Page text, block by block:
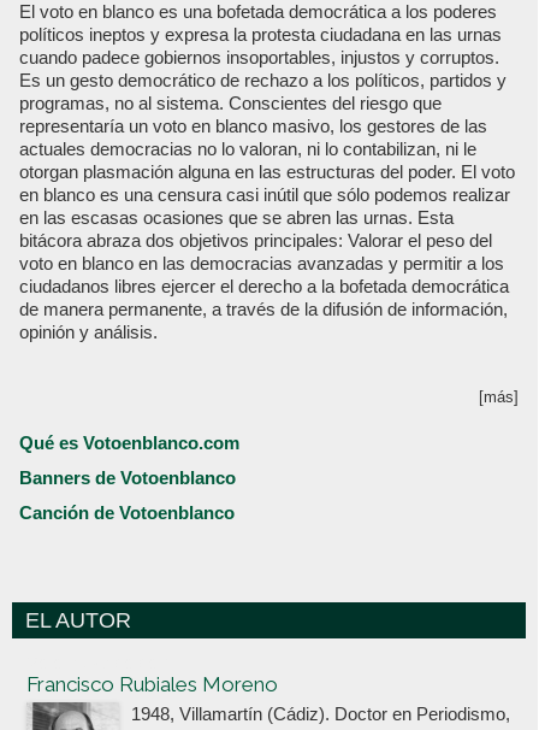
El voto en blanco es una bofetada democrática a los poderes
políticos ineptos y expresa la protesta ciudadana en las urnas
cuando padece gobiernos insoportables, injustos y corruptos.
Es un gesto democrático de rechazo a los políticos, partidos y
programas, no al sistema. Conscientes del riesgo que
representaría un voto en blanco masivo, los gestores de las
actuales democracias no lo valoran, ni lo contabilizan, ni le
otorgan plasmación alguna en las estructuras del poder. El voto
en blanco es una censura casi inútil que sólo podemos realizar
en las escasas ocasiones que se abren las urnas. Esta
bitácora abraza dos objetivos principales: Valorar el peso del
voto en blanco en las democracias avanzadas y permitir a los
ciudadanos libres ejercer el derecho a la bofetada democrática
de manera permanente, a través de la difusión de información,
opinión y análisis.
[más]
Qué es Votoenblanco.com
Banners de Votoenblanco
Canción de Votoenblanco
EL AUTOR
Francisco Rubiales Moreno
1948, Villamartín (Cádiz). Doctor en Periodismo,